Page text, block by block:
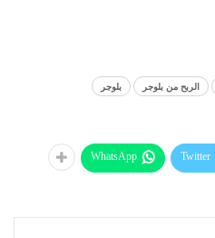
الربح من بلوجر بلوجر
Twitter
WhatsApp